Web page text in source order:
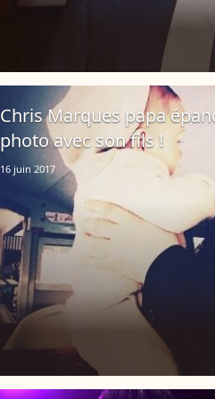
Chris Marques papa
photo avec son fils !
16 juin 2017